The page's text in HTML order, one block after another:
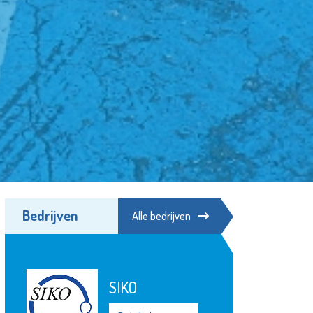
Bedrijven Alle bedrijven
Minters